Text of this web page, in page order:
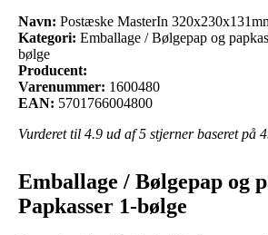
Navn: Postæske MasterIn
Kategori: Emballage / Bølgepap og
bølge
Producent:
Varenummer: 1600480
EAN: 5701766004800
Vurderet til 4.9 ud af 5 stjerner baseret på
Emballage / Bølgepap og
Papkasser 1-bølge